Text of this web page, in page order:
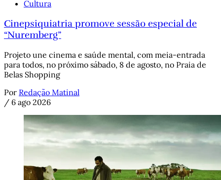
Cultura
Cinepsiquiatria promove sessão especial de
“Nuremberg”
Projeto une cinema e saúde mental, com meia-entrada
para todos, no próximo sábado, 8 de agosto, no Praia de
Belas Shopping
Por Redação Matinal
/ 6 ago 2026